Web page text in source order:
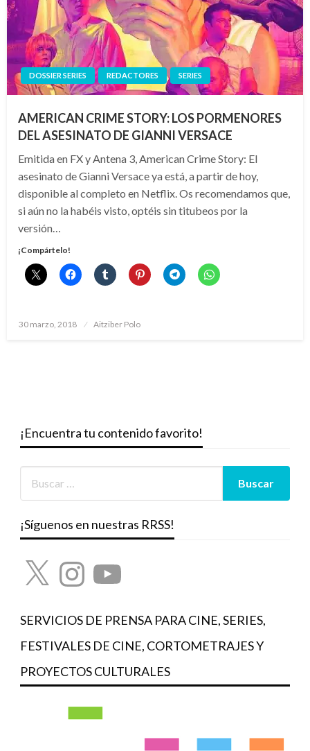
DOSSIER SERIES REDACTORES SERIES
AMERICAN CRIME STORY: LOS PORMENORES
DEL ASESINATO DE GIANNI VERSACE
Emitida en FX y Antena 3, American Crime Story: El
asesinato de Gianni Versace ya está, a partir de hoy,
disponible al completo en Netflix. Os recomendamos que,
si aún no la habéis visto, optéis sin titubeos por la
versión…
¡Compártelo!
Publicado
30 marzo, 2018 Aitziber Polo
¡Encuentra tu contenido favorito!
¡Síguenos en nuestras RRSS!
X InstagramYouTube
SERVICIOS DE PRENSA PARA CINE, SERIES,
FESTIVALES DE CINE, CORTOMETRAJES Y
PROYECTOS CULTURALES